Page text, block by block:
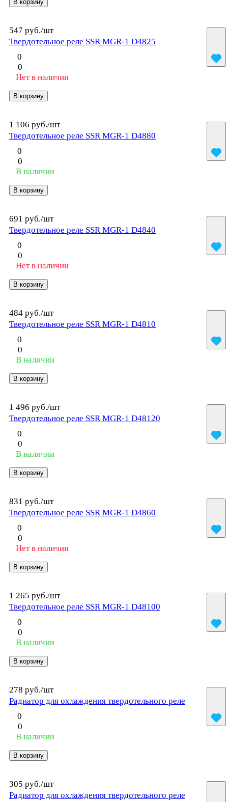
В корзину
547 руб./шт
Твердотельное реле SSR MGR-1 D4825
0
0
Нет в наличии
В корзину
1 106 руб./шт
Твердотельное реле SSR MGR-1 D4880
0
0
В наличии
В корзину
691 руб./шт
Твердотельное реле SSR MGR-1 D4840
0
0
Нет в наличии
В корзину
484 руб./шт
Твердотельное реле SSR MGR-1 D4810
0
0
В наличии
В корзину
1 496 руб./шт
Твердотельное реле SSR MGR-1 D48120
0
0
В наличии
В корзину
831 руб./шт
Твердотельное реле SSR MGR-1 D4860
0
0
Нет в наличии
В корзину
1 265 руб./шт
Твердотельное реле SSR MGR-1 D48100
0
0
В наличии
В корзину
278 руб./шт
Радиатор для охлаждения твердотельного реле
0
0
В наличии
В корзину
305 руб./шт
Радиатор для охлаждения твердотельного реле